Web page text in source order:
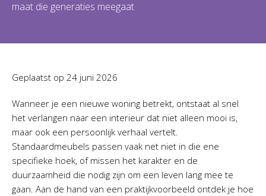
maat die generaties meegaat
Geplaatst op 24 juni 2026
Wanneer je een nieuwe woning betrekt, ontstaat al snel
het verlangen naar een interieur dat niet alleen mooi is,
maar ook een persoonlijk verhaal vertelt.
Standaardmeubels passen vaak net niet in die ene
specifieke hoek, of missen het karakter en de
duurzaamheid die nodig zijn om een leven lang mee te
gaan. Aan de hand van een praktijkvoorbeeld ontdek je hoe